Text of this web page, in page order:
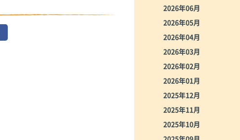
2026年06月
2026年05月
2026年04月
2026年03月
2026年02月
2026年01月
2025年12月
2025年11月
2025年10月